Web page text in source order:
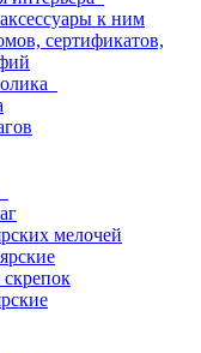
к ним
сертификатов,
мелочей